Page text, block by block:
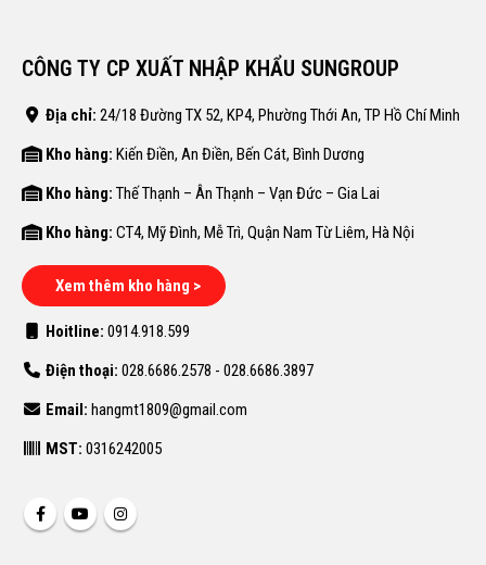
CÔNG TY CP XUẤT NHẬP KHẨU SUNGROUP
Địa chỉ: 24/18 Đường TX 52, KP4, Phường Thới An, TP Hồ Chí Minh
Kho hàng: Kiến Điền, An Điền, Bến Cát, Bình Dương
Kho hàng: Thế Thạnh – Ân Thạnh – Vạn Đức – Gia Lai
Kho hàng: CT4, Mỹ Đình, Mễ Trì, Quận Nam Từ Liêm, Hà Nội
Xem thêm kho hàng >
Hoitline: 0914.918.599
Điện thoại: 028.6686.2578 - 028.6686.3897
Email: hangmt1809@gmail.com
MST: 0316242005